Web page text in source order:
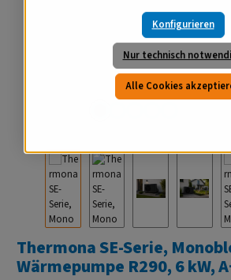
Thermona SE-Serie,
Wärmepumpe R290, 6 kW,
Nur technisch
Konfigurieren
Alle Cookies